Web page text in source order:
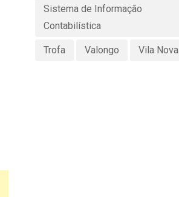
Sistema de Informação
Contabilística
Trofa Valongo Vila Nova